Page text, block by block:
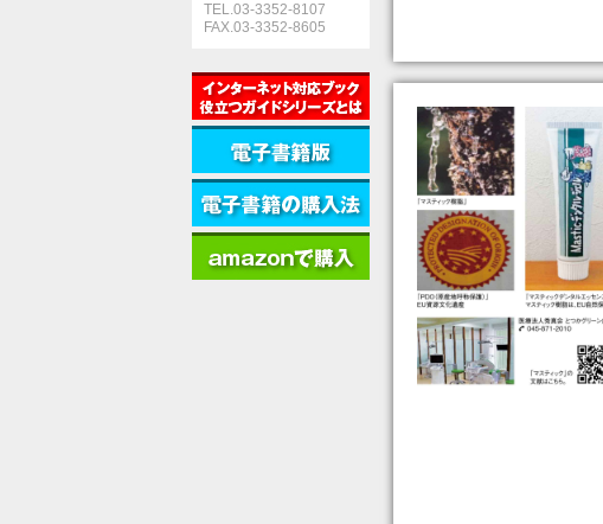
TEL.03-3352-8107
FAX.03-3352-8605